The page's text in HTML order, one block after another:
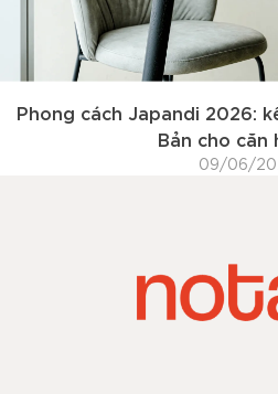
Phong cách Japandi 2026:
Bản cho căn
09/06/